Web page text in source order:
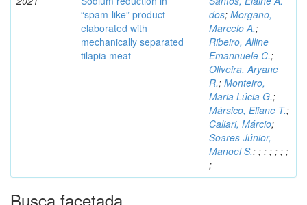
“spam-like” product
elaborated with
mechanically separated
tilapia meat
dos; Morgano,
Marcelo A.;
Ribeiro, Alline
Emannuele C.;
Oliveira, Aryane
R.; Monteiro,
Maria Lúcia G.;
Mársico, Eliane T.;
Caliari, Márcio;
Soares Júnior,
Manoel S.; ; ; ; ; ; ;
;
Busca facetada